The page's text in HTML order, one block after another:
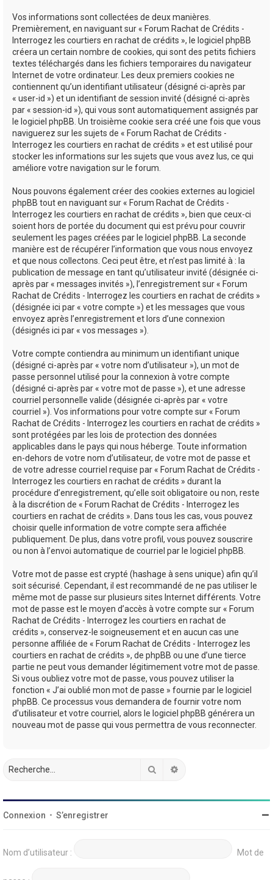
Vos informations sont collectées de deux manières.
Premièrement, en naviguant sur « Forum Rachat de Crédits -
Interrogez les courtiers en rachat de crédits », le logiciel phpBB
créera un certain nombre de cookies, qui sont des petits fichiers
textes téléchargés dans les fichiers temporaires du navigateur
Internet de votre ordinateur. Les deux premiers cookies ne
contiennent qu’un identifiant utilisateur (désigné ci-après par
« user-id ») et un identifiant de session invité (désigné ci-après
par « session-id »), qui vous sont automatiquement assignés par
le logiciel phpBB. Un troisième cookie sera créé une fois que vous
naviguerez sur les sujets de « Forum Rachat de Crédits -
Interrogez les courtiers en rachat de crédits » et est utilisé pour
stocker les informations sur les sujets que vous avez lus, ce qui
améliore votre navigation sur le forum.
Nous pouvons également créer des cookies externes au logiciel
phpBB tout en naviguant sur « Forum Rachat de Crédits -
Interrogez les courtiers en rachat de crédits », bien que ceux-ci
soient hors de portée du document qui est prévu pour couvrir
seulement les pages créées par le logiciel phpBB. La seconde
manière est de récupérer l’information que vous nous envoyez
et que nous collectons. Ceci peut être, et n’est pas limité à : la
publication de message en tant qu’utilisateur invité (désignée ci-
après par « messages invités »), l’enregistrement sur « Forum
Rachat de Crédits - Interrogez les courtiers en rachat de crédits »
(désignée ici par « votre compte ») et les messages que vous
envoyez après l’enregistrement et lors d’une connexion
(désignés ici par « vos messages »).
Votre compte contiendra au minimum un identifiant unique
(désigné ci-après par « votre nom d’utilisateur »), un mot de
passe personnel utilisé pour la connexion à votre compte
(désigné ci-après par « votre mot de passe »), et une adresse
courriel personnelle valide (désignée ci-après par « votre
courriel »). Vos informations pour votre compte sur « Forum
Rachat de Crédits - Interrogez les courtiers en rachat de crédits »
sont protégées par les lois de protection des données
applicables dans le pays qui nous héberge. Toute information
en-dehors de votre nom d’utilisateur, de votre mot de passe et
de votre adresse courriel requise par « Forum Rachat de Crédits -
Interrogez les courtiers en rachat de crédits » durant la
procédure d’enregistrement, qu’elle soit obligatoire ou non, reste
à la discrétion de « Forum Rachat de Crédits - Interrogez les
courtiers en rachat de crédits ». Dans tous les cas, vous pouvez
choisir quelle information de votre compte sera affichée
publiquement. De plus, dans votre profil, vous pouvez souscrire
ou non à l’envoi automatique de courriel par le logiciel phpBB.
Votre mot de passe est crypté (hashage à sens unique) afin qu’il
soit sécurisé. Cependant, il est recommandé de ne pas utiliser le
même mot de passe sur plusieurs sites Internet différents. Votre
mot de passe est le moyen d’accès à votre compte sur « Forum
Rachat de Crédits - Interrogez les courtiers en rachat de
crédits », conservez-le soigneusement et en aucun cas une
personne affiliée de « Forum Rachat de Crédits - Interrogez les
courtiers en rachat de crédits », de phpBB ou une d’une tierce
partie ne peut vous demander légitimement votre mot de passe.
Si vous oubliez votre mot de passe, vous pouvez utiliser la
fonction « J’ai oublié mon mot de passe » fournie par le logiciel
phpBB. Ce processus vous demandera de fournir votre nom
d’utilisateur et votre courriel, alors le logiciel phpBB générera un
nouveau mot de passe qui vous permettra de vous reconnecter.
Rechercher
Connexion • S’enregistrer
Nom d’utilisateur : Mot de